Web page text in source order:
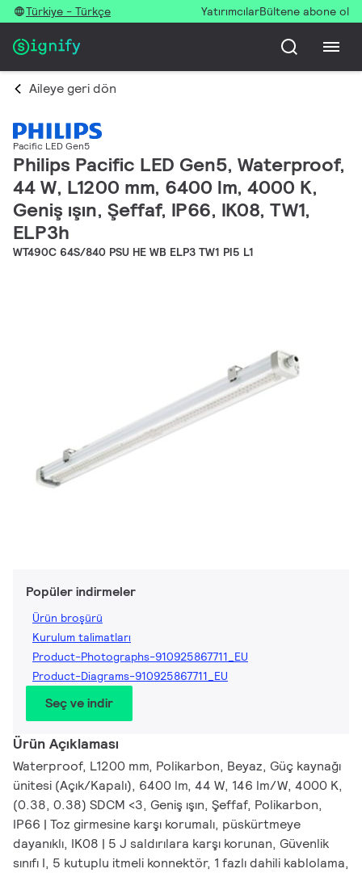
Türkiye - Türkçe YatırımcılarBültene abone ol
Aileye geri dön
Pacific LED Gen5
Philips Pacific LED Gen5, Waterproof,
44 W, L1200 mm, 6400 lm, 4000 K,
Geniş ışın, Şeffaf, IP66, IK08, TW1,
ELP3h
WT490C 64S/840 PSU HE WB ELP3 TW1 PI5 L1
Popüler indirmeler
Ürün broşürü
Kurulum talimatları
Product-Photographs-910925867711_EU
Product-Diagrams-910925867711_EU
Seç ve indir
Ürün Açıklaması
Waterproof, L1200 mm, Polikarbon, Beyaz, Güç kaynağı
ünitesi (Açık/Kapalı), 6400 lm, 44 W, 146 lm/W, 4000 K,
(0.38, 0.38) SDCM <3, Geniş ışın, Şeffaf, Polikarbon,
IP66 | Toz girmesine karşı korumalı, püskürtmeye
dayanıklı, IK08 | 5 J saldırılara karşı korunan, Güvenlik
sınıfı I, 5 kutuplu itmeli konnektör, 1 fazlı dahili kablolama,